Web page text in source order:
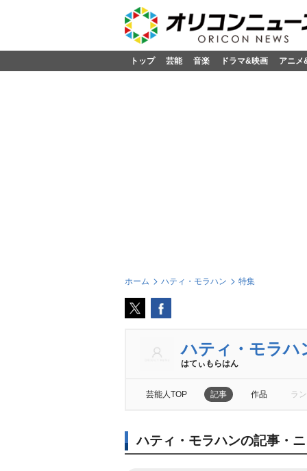
トップ 芸能 音楽 ドラマ&映画 アニメ
ホーム ハティ・モラハン 特集
ハティ・モラハ
はてぃもらはん
芸能人TOP 記事 作品 ラ
ハティ・モラハンの記事・